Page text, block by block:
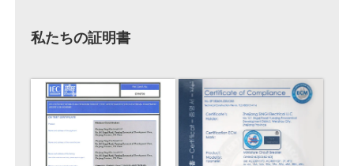
私たちの証明書